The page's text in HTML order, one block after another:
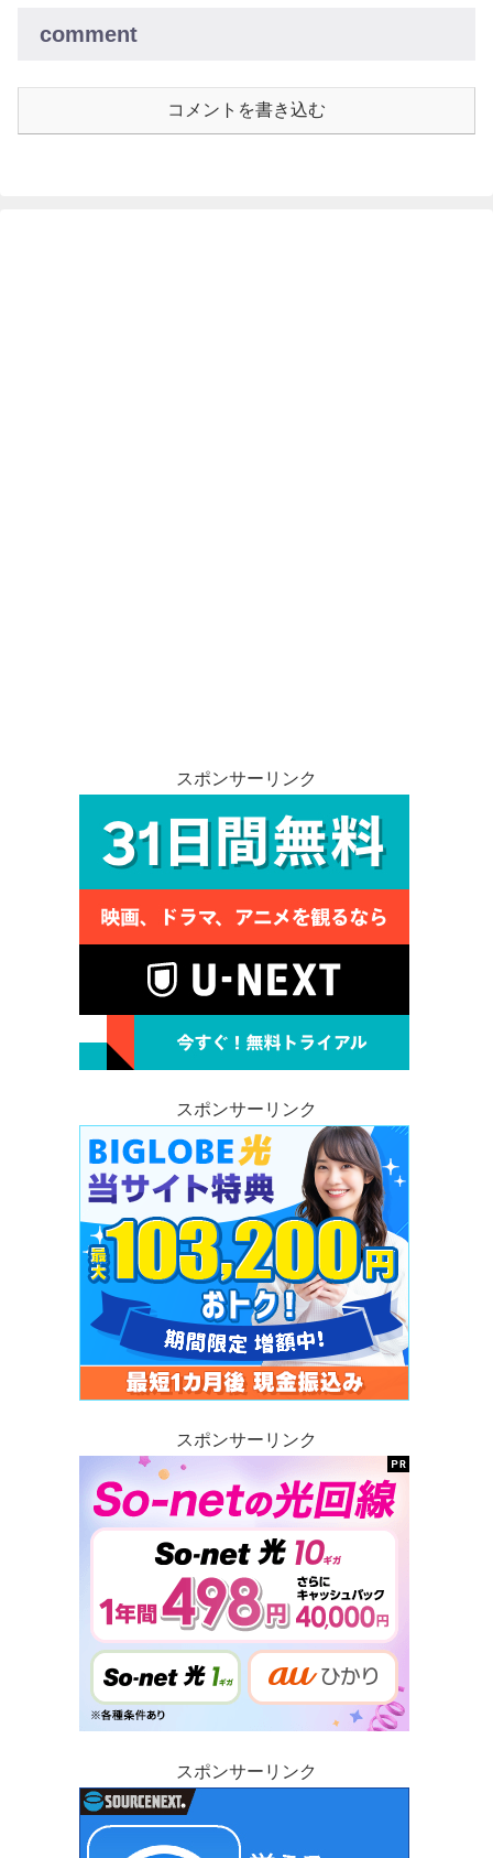
comment
コメントを書き込む
スポンサーリンク
スポンサーリンク
スポンサーリンク
スポンサーリンク